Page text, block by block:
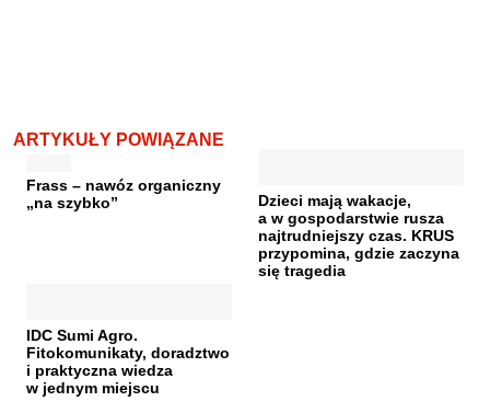
ARTYKUŁY POWIĄZANE
Frass – nawóz organiczny
„na szybko”
Dzieci mają wakacje,
a w gospodarstwie rusza
najtrudniejszy czas. KRUS
przypomina, gdzie zaczyna
się tragedia
IDC Sumi Agro.
Fitokomunikaty, doradztwo
i praktyczna wiedza
w jednym miejscu